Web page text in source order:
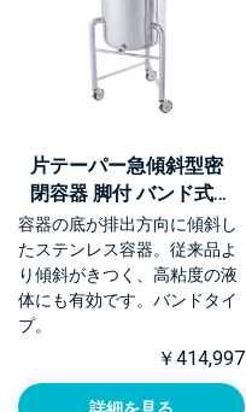
片テーパー急傾斜型密
閉容器 脚付 バンド式
【KTTX-CTL-L】
容器の底が排出方向に傾斜し
たステンレス容器。従来品よ
り傾斜がきつく、高粘度の液
体にも有効です。バンドタイ
プ。
￥414,997